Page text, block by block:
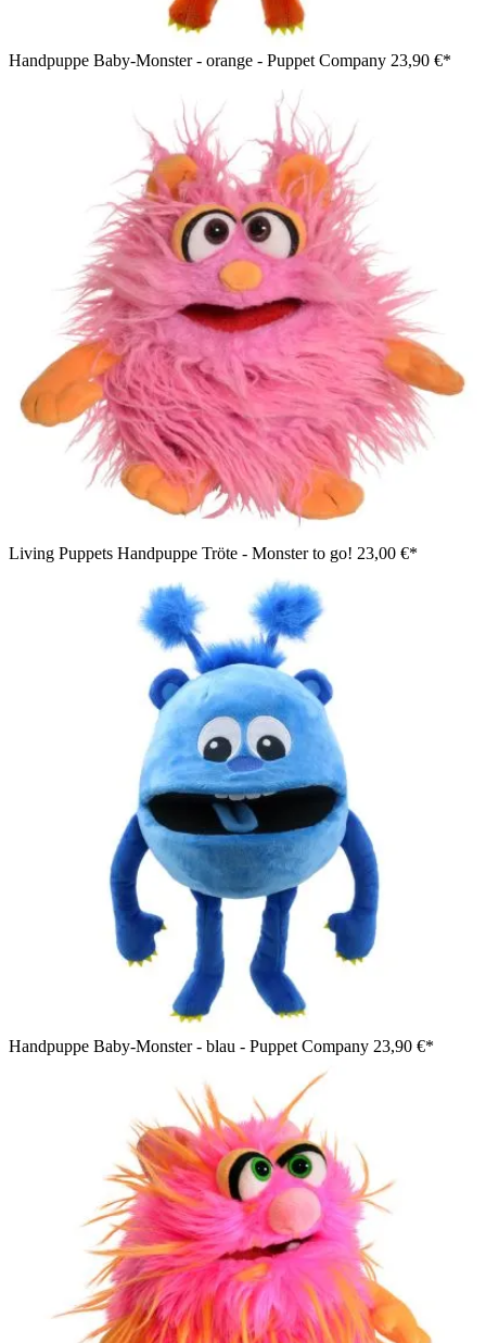
Handpuppe Baby-Monster - orange - Puppet Company 23,90 €*
Living Puppets Handpuppe Tröte - Monster to go! 23,00 €*
Handpuppe Baby-Monster - blau - Puppet Company 23,90 €*